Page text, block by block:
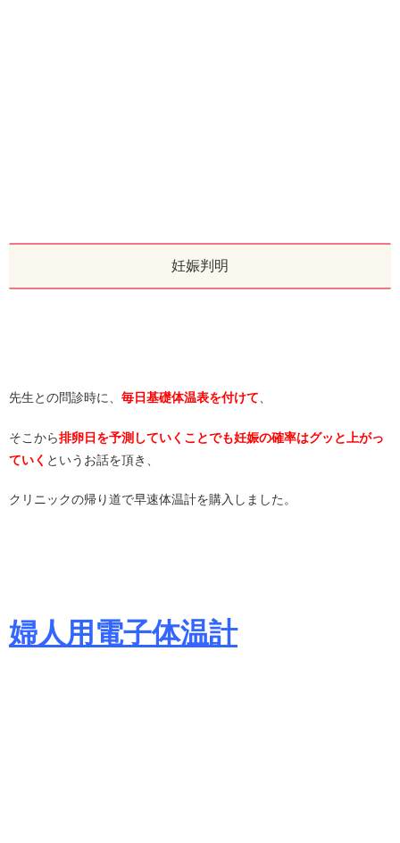
妊娠判明
先生との問診時に、 毎日基礎体温表を付けて
そこから排卵日を予測していくことでも妊娠の確率はグッと上がっ
ていく というお話を頂き、
クリニックの帰り道で早速体温計を購入しました。
婦人用電子体温計